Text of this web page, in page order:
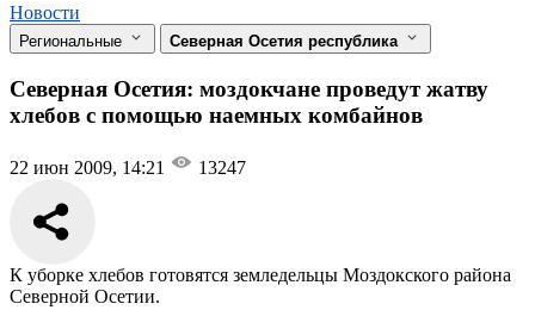
Новости
Региональные Северная Осетия республика
Северная Осетия: моздокчане проведут жатву
хлебов с помощью наемных комбайнов
22 июн 2009, 14:21 13247
К уборке хлебов готовятся земледельцы Моздокского района
Северной Осетии.